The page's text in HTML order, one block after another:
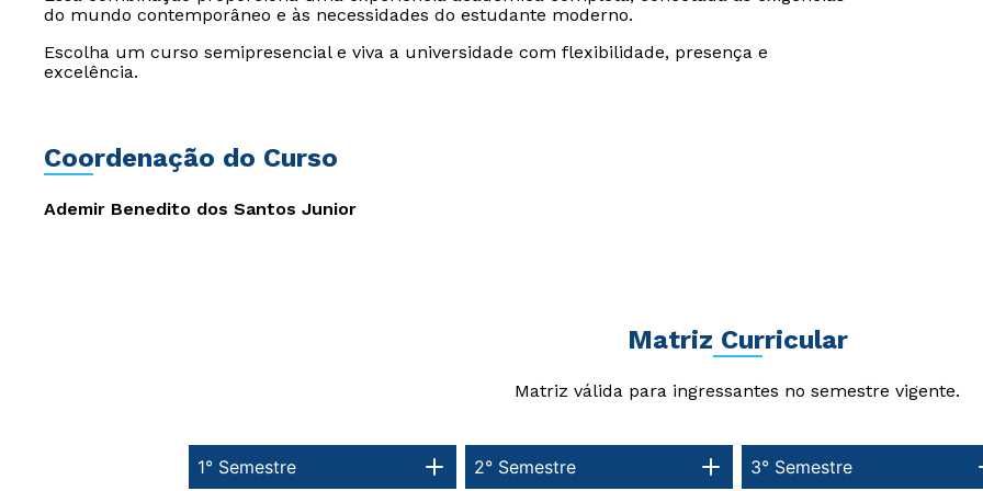
do mundo contemporâneo e às necessidades do estudante moderno.
Escolha um curso semipresencial e viva a universidade com flexibilidade, presença e
excelência.
Coordenação do Curso
Ademir Benedito dos Santos Junior
Matriz Curricular
Matriz válida para ingressantes no semestre vigente.
1° Semestre 3° Semestre
2° Semestre
WhatsApp
WhatsApp